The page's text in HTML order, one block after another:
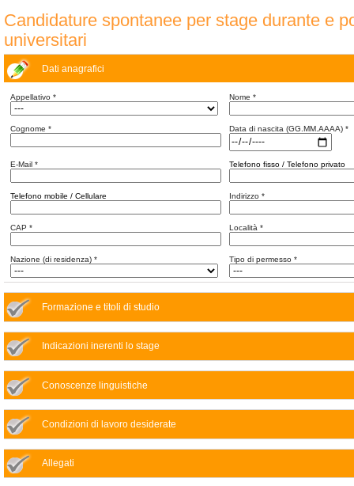
Candidature spontanee per stage durante e
universitari
Dati anagrafici
Appellativo * Nome *
Cognome * Data di nascita (GG.MM.AAAA) *
E-Mail * Telefono fisso / Telefono privato
Telefono mobile / Cellulare Indirizzo *
CAP * Località *
Nazione (di residenza) * Tipo di permesso *
Formazione e titoli di studio
Indicazioni inerenti lo stage
Conoscenze linguistiche
Condizioni di lavoro desiderate
Allegati